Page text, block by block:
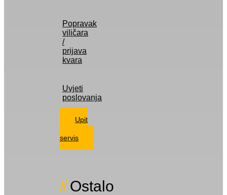
Popravak
viličara
/
prijava
kvara
Uvjeti
poslovanja
Upit
servis
Ostalo